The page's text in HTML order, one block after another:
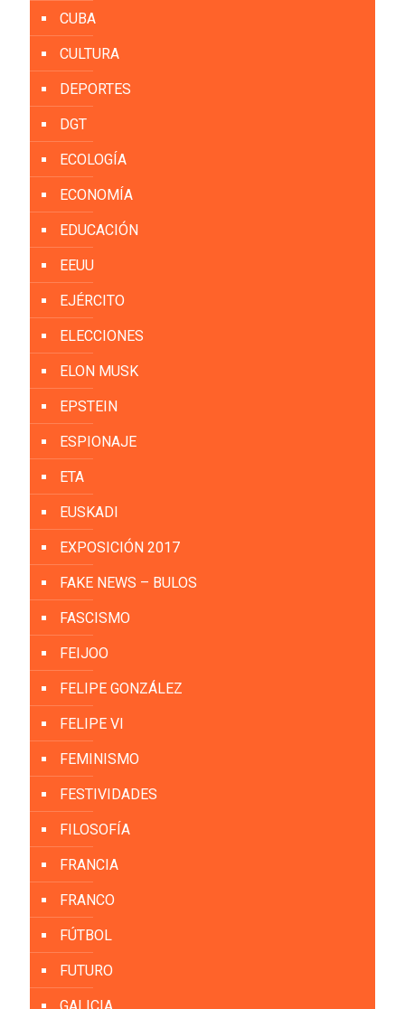
CUBA
CULTURA
DEPORTES
DGT
ECOLOGÍA
ECONOMÍA
EDUCACIÓN
EEUU
EJÉRCITO
ELECCIONES
ELON MUSK
EPSTEIN
ESPIONAJE
ETA
EUSKADI
EXPOSICIÓN 2017
FAKE NEWS – BULOS
FASCISMO
FEIJOO
FELIPE GONZÁLEZ
FELIPE VI
FEMINISMO
FESTIVIDADES
FILOSOFÍA
FRANCIA
FRANCO
FÚTBOL
FUTURO